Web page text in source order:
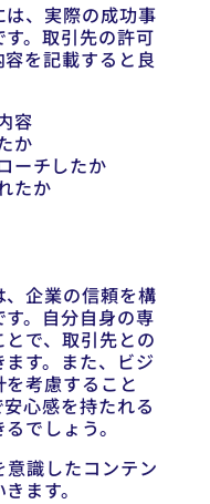
、実際の成功事
。取引先の許可
を記載すると良
容
か
ーチしたか
たか
企業の信頼を構
。自分自身の専
で、取引先との
す。また、ビジ
考慮すること
心感を持たれる
でしょう。
識したコンテン
ます。